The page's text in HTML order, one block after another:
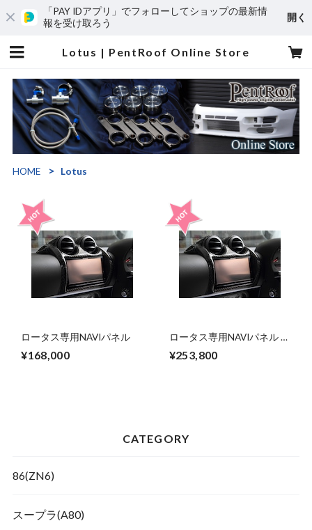
「PAY IDアプリ」でフォローしてショップの最新情
報を受け取ろう
開く
Lotus | PentRoof Online Store
HOME Lotus
ロータス専用NAVIパネル
¥168,000
ロータス専用NAVIパネル +
¥253,800
CATEGORY
86(ZN6)
スープラ(A80)